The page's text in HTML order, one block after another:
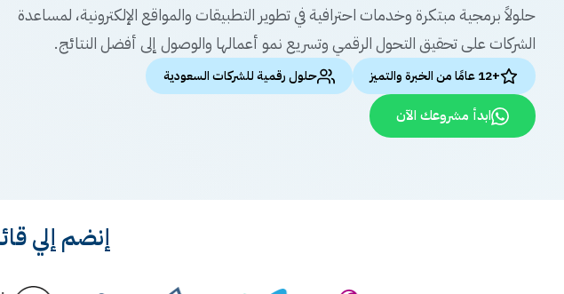
حلولاً برمجية مبتكرة وخدمات احترافية في تطوير التطبيقات والمواقع الإلكترونية، لمساعدة
الشركات على تحقيق التحول الرقمي وتسريع نمو أعمالها والوصول إلى أفضل النتائج.
+12 عامًا من الخبرة والتميز حلول رقمية للشركات السعودية
ابدأ مشروعك الآن
إنضم إلي